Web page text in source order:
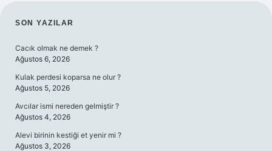
SIDEBAR
SON YAZILAR
Cacık olmak ne demek ?
Ağustos 6, 2026
Kulak perdesi koparsa ne olur ?
Ağustos 5, 2026
Avcılar ismi nereden gelmiştir ?
Ağustos 4, 2026
Alevi birinin kestiği et yenir mi ?
Ağustos 3, 2026